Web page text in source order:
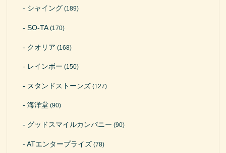
シャイング (189)
SO-TA(170)
クオリア (168)
レインボー (150)
スタンドストーンズ (127)
海洋堂 (90)
グッドスマイルカンパニー (90)
ATエンタープライズ (78)